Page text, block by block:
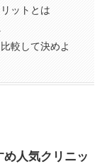
ットとは
較して決めよ
人気クリニッ